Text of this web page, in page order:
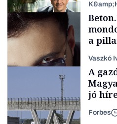
Családi
vállalkozások
TÁMOGATÓI
Forbes-sztori
a
a
Vaszkó
A
jó
Forbes